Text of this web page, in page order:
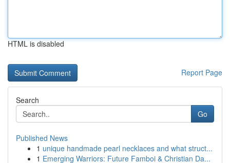
HTML is disabled
Report Page
Search
Go
Published News
1 unique handmade pearl necklaces and what struct...
1 Emerging Warriors: Future Famboi & Christian Da...